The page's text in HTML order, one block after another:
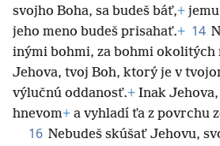
svojho Boha, sa budeš báť,+
jeho meno budeš prisahať.+ 14
inými bohmi, za bohmi okolitých
Jehova, tvoj Boh, ktorý je v
výlučnú oddanosť.+ Inak
hnevom+ a vyhladí ťa z povrchu
16 Nebudeš skúšať Jehovu,